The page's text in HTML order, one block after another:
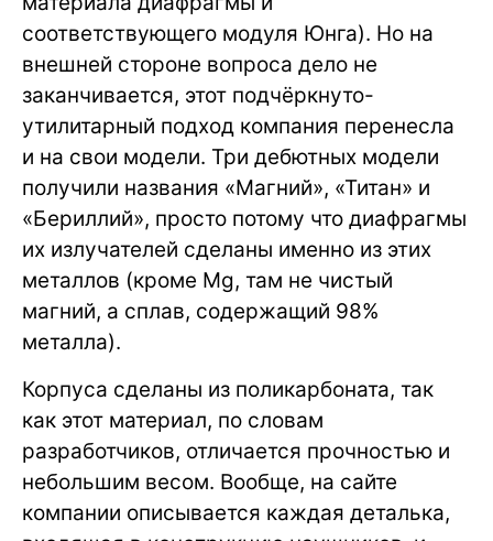
соответствующего модуля Юнга). Но на
внешней стороне вопроса дело не
заканчивается, этот подчёркнуто-
утилитарный подход компания перенесла
и на свои модели. Три дебютных модели
получили названия «Магний», «Титан» и
«Бериллий», просто потому что диафрагмы
их излучателей сделаны именно из этих
металлов (кроме Mg, там не чистый
магний, а сплав, содержащий 98%
металла).
Корпуса сделаны из поликарбоната, так
как этот материал, по словам
разработчиков, отличается прочностью и
небольшим весом. Вообще, на сайте
компании описывается каждая деталька,